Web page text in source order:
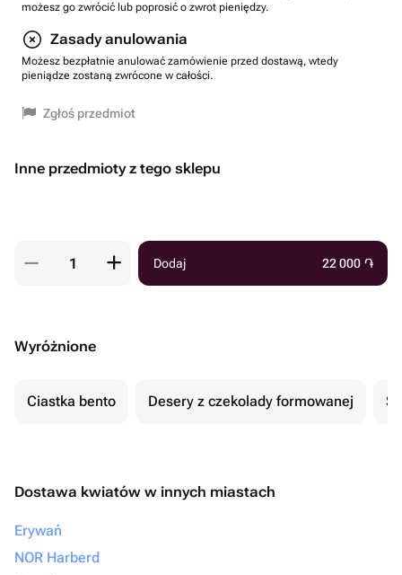
możesz go zwrócić lub poprosić o zwrot pieniędzy.
Zasady anulowania
Możesz bezpłatnie anulować zamówienie przed dostawą, wtedy
pieniądze zostaną zwrócone w całości.
Zgłoś przedmiot
Inne przedmioty z tego sklepu
Dodaj 22 000 ֏
Wyróżnione
Ciastka bento Desery z czekolady formowanej
Dostawa kwiatów w innych miastach
Erywań
NOR Harberd